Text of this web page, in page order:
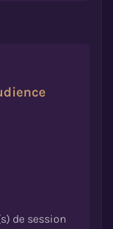
de session